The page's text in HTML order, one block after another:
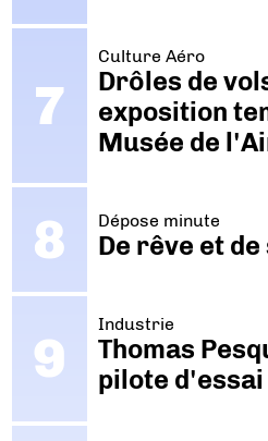
Culture Aéro
Drôles de
exposition
Musée de
Dépose minute
De rêve et de
Industrie
Thomas
pilote d'essai